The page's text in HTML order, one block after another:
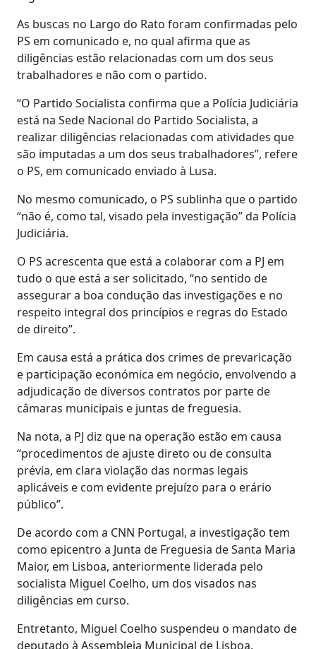
As buscas no Largo do Rato foram confirmadas pelo
PS em comunicado e, no qual afirma que as
diligências estão relacionadas com um dos seus
trabalhadores e não com o partido.
“O Partido Socialista confirma que a Polícia Judiciária
está na Sede Nacional do Partido Socialista, a
realizar diligências relacionadas com atividades que
são imputadas a um dos seus trabalhadores”, refere
o PS, em comunicado enviado à Lusa.
No mesmo comunicado, o PS sublinha que o partido
“não é, como tal, visado pela investigação” da Polícia
Judiciária.
O PS acrescenta que está a colaborar com a PJ em
tudo o que está a ser solicitado, “no sentido de
assegurar a boa condução das investigações e no
respeito integral dos princípios e regras do Estado
de direito”.
Em causa está a prática dos crimes de prevaricação
e participação económica em negócio, envolvendo a
adjudicação de diversos contratos por parte de
câmaras municipais e juntas de freguesia.
Na nota, a PJ diz que na operação estão em causa
“procedimentos de ajuste direto ou de consulta
prévia, em clara violação das normas legais
aplicáveis e com evidente prejuízo para o erário
público”.
De acordo com a CNN Portugal, a investigação tem
como epicentro a Junta de Freguesia de Santa Maria
Maior, em Lisboa, anteriormente liderada pelo
socialista Miguel Coelho, um dos visados nas
diligências em curso.
Entretanto, Miguel Coelho suspendeu o mandato de
deputado à Assembleia Municipal de Lisboa.